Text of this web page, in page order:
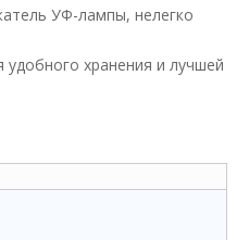
УФ-лампы, нелегко
хранения и лучшей